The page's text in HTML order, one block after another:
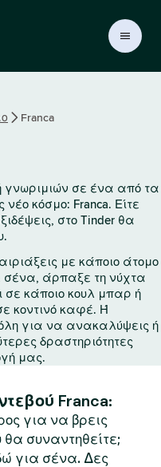
Franca
γνωριμιών σε ένα από τα
κόσμο: Franca. Είτε
στο Tinder θα
με κάποιο άτομο
σένα, άρπαξε τη νύχτα
σε κάποιο κουλ μπαρ ή
κοντινό καφέ. Ή
για να ανακαλύψεις ή
δραστηριότητες
μας.
Franca:
για να βρεις
συναντηθείτε;
για σένα. Δες